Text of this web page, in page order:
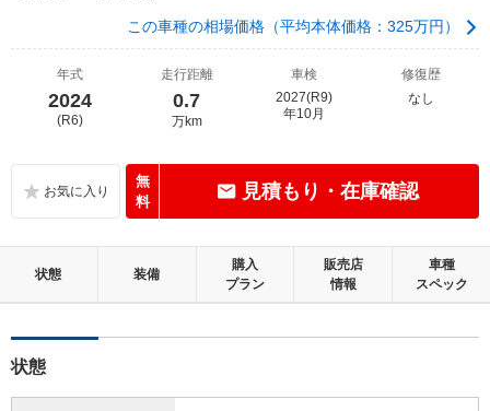
この車種の相場価格（平均本体価格：325万円）
年式
2024
(R6)
走行距離
0.7
万km
車検
2027(R9)
年10月
修復歴
なし
無
料
見積もり・在庫確認
状態 装備
購入
プラン
販売店
情報
車種
スペック
状態